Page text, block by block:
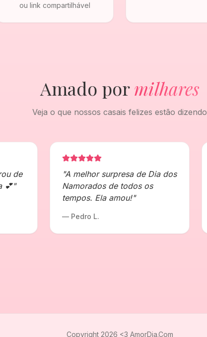
ou link compartilhável
Amado pormilhares
Veja o que nossos casais felizes estão dizendo
de
💕"
"A melhor surpresa de Dia dos
Namorados de todos os
tempos. Ela amou!"
— Pedro L.
Copyright 2026 <3 AmorDia.Com